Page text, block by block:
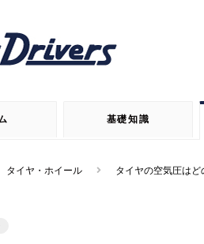
基礎知識
タイヤ・ホイール タイヤの空気圧は